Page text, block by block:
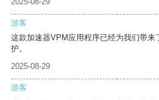
游客
这款加速器VPM应用程序已经为我们带来
护。
2025-08-29
游客